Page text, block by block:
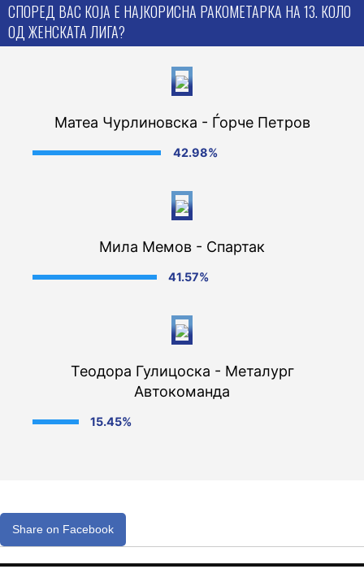
СПОРЕД ВАС КОЈА Е НАЈКОРИСНА РАКОМЕТАРКА НА 13. КОЛО
ОД ЖЕНСКАТА ЛИГА?
Матеа Чурлиновска - Ѓорче Петров
42.98%
Мила Мемов - Спартак
41.57%
Теодора Гулицоска - Металург
Автокоманда
15.45%
Share on Facebook